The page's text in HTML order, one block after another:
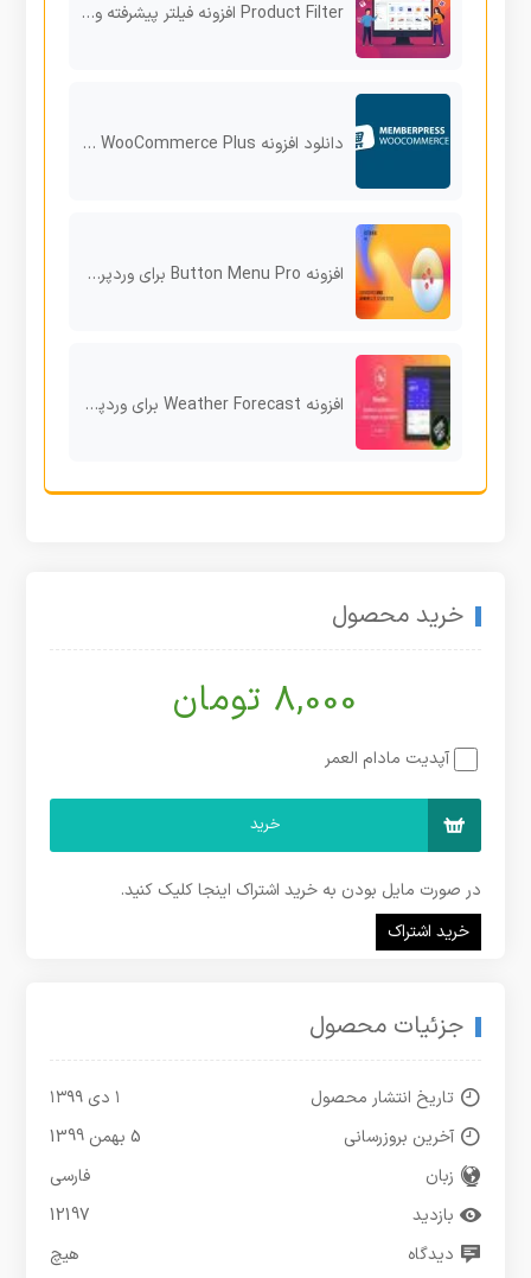
Product Filter افزونه فیلتر پیشرفته ووکامرس برای جست‌وجوی سریع و دقیق محصولات فروشگاه
دانلود افزونه MemberPress WooCommerce Plus برای MemberPress
افزونه Button Menu Pro برای وردپرس طراحی منوهای جذاب و کاربرپسند
افزونه Weather Forecast برای وردپرس
خرید محصول
8,000 تومان
آپدیت مادام العمر
خرید
در صورت مایل بودن به خرید اشتراک اینجا کلیک کنید.
خرید اشتراک
جزئیات محصول
تاریخ انتشار محصول
۱ دی ۱۳۹۹
آخرین بروزرسانی
5 بهمن 1399
زبان
فارسی
بازدید
12197
دیدگاه
هیچ